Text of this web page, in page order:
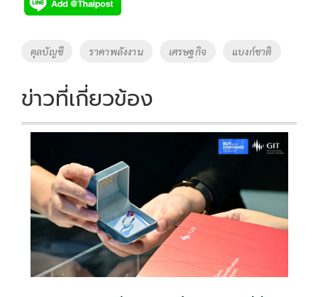
b
o
k
er y
Li
k
Tags
ดุลบัญชี ราคาพลังงาน เศรษฐกิจ แบงก์ชาติ
ข่าวที่เกี่ยวข้อง